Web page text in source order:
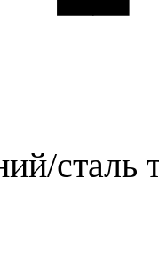
сталь